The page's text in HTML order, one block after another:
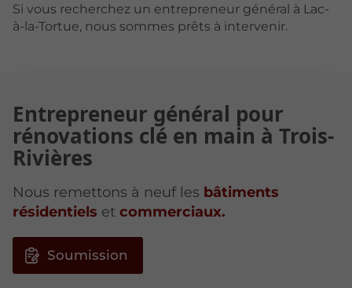
Si vous recherchez un entrepreneur général à Lac-
à-la-Tortue, nous sommes prêts à intervenir.
Entrepreneur général pour
rénovations clé en main à Trois-
Rivières
Nous remettons à neuf les bâtiments
résidentiels et commerciaux.
Soumission